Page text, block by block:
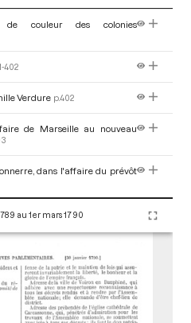
de couleur des colonies
402
Verdure p.402
de Marseille au nouveau
dans l'affaire du prévôt
au 1er mars 1790